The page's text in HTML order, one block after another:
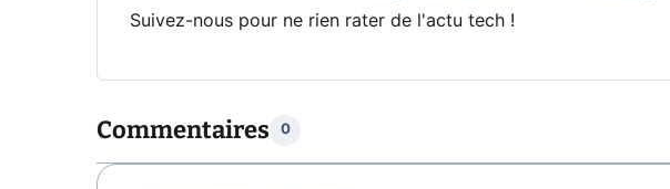
Suivez-nous pour ne rien rater de l'actu tech !
Commentaires 0